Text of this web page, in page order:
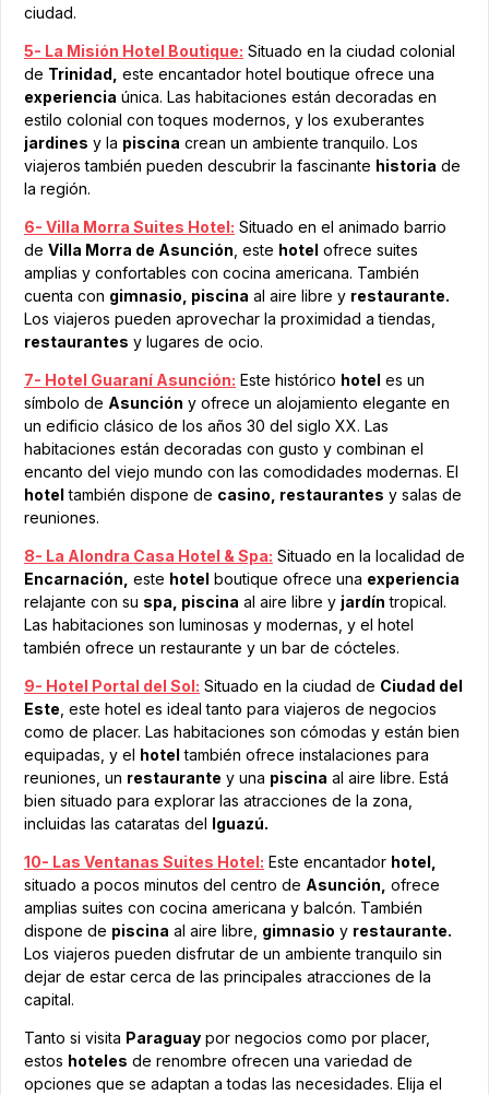
ciudad.
5- La Misión Hotel Boutique: Situado en la ciudad colonial
de Trinidad, este encantador hotel boutique ofrece una
experiencia única. Las habitaciones están decoradas en
estilo colonial con toques modernos, y los exuberantes
jardines y la piscina crean un ambiente tranquilo. Los
viajeros también pueden descubrir la fascinante historia de
la región.
6- Villa Morra Suites Hotel: Situado en el animado barrio
de Villa Morra de Asunción , este hotel ofrece suites
amplias y confortables con cocina americana. También
cuenta con gimnasio, piscina al aire libre y restaurante.
Los viajeros pueden aprovechar la proximidad a tiendas,
restaurantes y lugares de ocio.
7- Hotel Guaraní Asunción: Este histórico hotel es un
símbolo de Asunción y ofrece un alojamiento elegante en
un edificio clásico de los años 30 del siglo XX. Las
habitaciones están decoradas con gusto y combinan el
encanto del viejo mundo con las comodidades modernas. El
hotel también dispone de casino, restaurantes y salas de
reuniones.
8- La Alondra Casa Hotel & Spa: Situado en la localidad de
Encarnación, este hotel boutique ofrece una experiencia
relajante con su spa, piscina al aire libre y jardín tropical.
Las habitaciones son luminosas y modernas, y el hotel
también ofrece un restaurante y un bar de cócteles.
9- Hotel Portal del Sol: Situado en la ciudad de Ciudad del
Este , este hotel es ideal tanto para viajeros de negocios
como de placer. Las habitaciones son cómodas y están bien
equipadas, y el hotel también ofrece instalaciones para
reuniones, un restaurante y una piscina al aire libre. Está
bien situado para explorar las atracciones de la zona,
incluidas las cataratas del Iguazú.
10- Las Ventanas Suites Hotel: Este encantador hotel,
situado a pocos minutos del centro de Asunción, ofrece
amplias suites con cocina americana y balcón. También
dispone de piscina al aire libre, gimnasio y restaurante.
Los viajeros pueden disfrutar de un ambiente tranquilo sin
dejar de estar cerca de las principales atracciones de la
capital.
Tanto si visita Paraguay por negocios como por placer,
estos hoteles de renombre ofrecen una variedad de
opciones que se adaptan a todas las necesidades. Elija el